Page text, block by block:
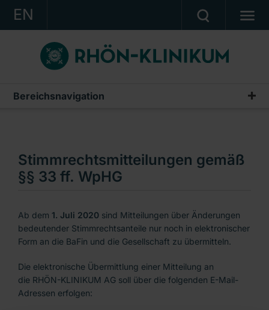
EN
KONZERN
KLINIKEN
KARRIERE
KONTAKT
Bereichsnavigation
Investor Relations
Finanzkalender
Kontakt
Publikationen & Präsentationen
Stimmrechtsmitteilungen
Verantwortung und Nachhaltigkeit
Stimmrechtsmitteilungen gemäß
§§ 33 ff. WpHG
Ab dem 1. Juli 2020 sind Mitteilungen über Änderungen
bedeutender Stimmrechtsanteile nur noch in elektronischer
Form an die BaFin und die Gesellschaft zu übermitteln.
Die elektronische Übermittlung einer Mitteilung an
die RHÖN-KLINIKUM AG soll über die folgenden E-Mail-
Adressen erfolgen: